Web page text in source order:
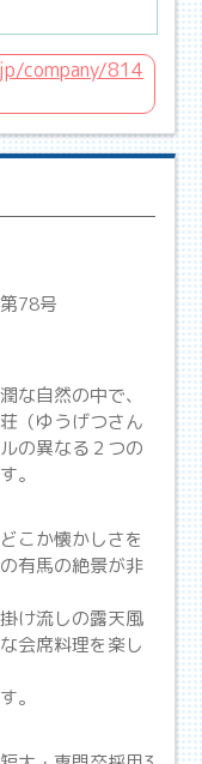
company/814
78号
な自然の中で、
（ゆうげつさん
の異なる２つの
。
こか懐かしさを
有馬の絶景が非
け流しの露天風
会席料理を楽し
。